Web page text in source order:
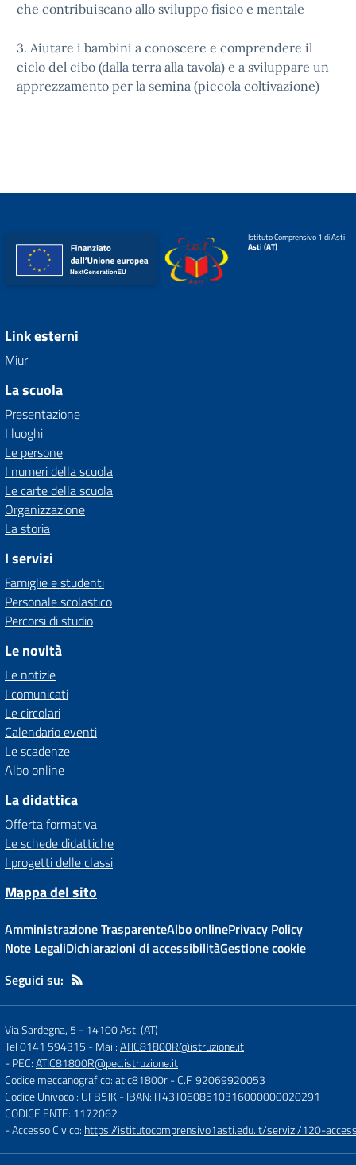
che contribuiscano allo sviluppo fisico e mentale
3. Aiutare i bambini a conoscere e comprendere il
ciclo del cibo (dalla terra alla tavola) e a sviluppare un
apprezzamento per la semina (piccola coltivazione)
Istituto Comprensivo 1 di Asti
Asti (AT)
Link esterni
Miur
La scuola
Presentazione
I luoghi
Le persone
I numeri della scuola
Le carte della scuola
Organizzazione
La storia
I servizi
Famiglie e studenti
Personale scolastico
Percorsi di studio
Le novità
Le notizie
I comunicati
Le circolari
Calendario eventi
Le scadenze
Albo online
La didattica
Offerta formativa
Le schede didattiche
I progetti delle classi
Mappa del sito
Amministrazione TrasparenteAlbo onlinePrivacy Policy
Note LegaliDichiarazioni di accessibilitàGestione cookie
Seguici su:
Via Sardegna, 5 -14100 Asti (AT)
Tel 0141 594315 - Mail:ATIC81800R@istruzione.it
- PEC:ATIC81800R@pec.istruzione.it
Codice meccanografico: atic81800r- C.F. 92069920053
Codice Univoco : UFB5JK- IBAN: IT43T0608510316000000020291
CODICE ENTE: 1172062
- Accesso Civico: https://istitutocomprensivo1asti.edu.it/servizi/120-